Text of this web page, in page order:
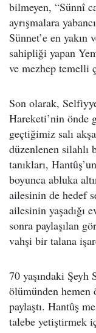
bilmeyen, “Sünnî
ayrışmalara
Sünnet’e en yakın
sahipliği yapan
ve mezhep temelli
Son olarak,
Hareketi’nin önde
geçtiğimiz salı
düzenlenen silahlı
tanıkları,
boyunca abluka
ailesinin de hedef
ailesinin yaşadığı
sonra paylaşılan
vahşi bir talana
70 yaşındaki Şeyh
ölümünden hemen
paylaştı. Hantûş
talebe yetiştirmek